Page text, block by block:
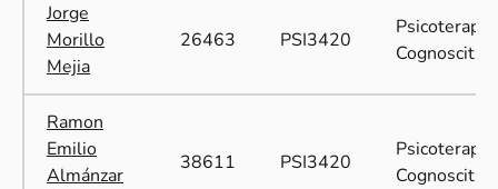
Jorge
Morillo
Mejia
26463 PSI3420
Psicoterapia
Cognoscitiva
Ramon
Emilio
Almánzar
38611 PSI3420
Psicoterapia
Cognoscitiva